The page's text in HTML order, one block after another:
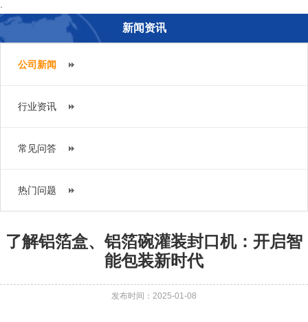
新闻资讯
公司新闻
行业资讯
常见问答
热门问题
了解铝箔盒、铝箔碗灌装封口机：开启智
能包装新时代
发布时间：2025-01-08